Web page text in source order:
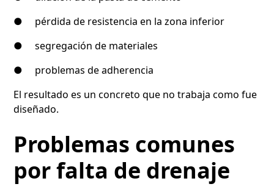
● pérdida de resistencia en la zona inferior
● segregación de materiales
● problemas de adherencia
El resultado es un concreto que no trabaja como fue
diseñado.
Problemas comunes
por falta de drenaje